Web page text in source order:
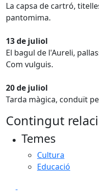
La capsa de cartró,
pantomima.
13 de juliol
El bagul de l'Aureli,
Com vulguis.
20 de juliol
Tarda màgica, conduït
Contingut
Temes
Cultura
Educació